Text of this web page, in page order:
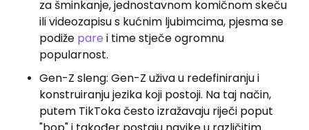
za šminkanje, jednostavnom komičnom skeču
ili videozapisu s kućnim ljubimcima, pjesma se
podiže pare i time stječe ogromnu
popularnost.
Gen-Z sleng: Gen-Z uživa u redefiniranju i
konstruiranju jezika koji postoji. Na taj način,
putem TikToka često izražavaju riječi poput